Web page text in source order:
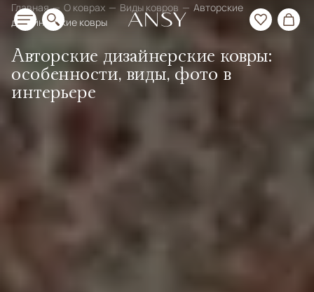
Главная О коврах Виды ковров
Авторские
дизайнерские ковры
Авторские дизайнерские ковры:
особенности, виды, фото в
интерьере